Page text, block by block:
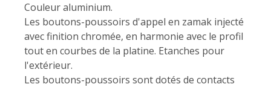
Couleur aluminium.
Les boutons-poussoirs d'appel en zamak injecté
avec finition chromée, en harmonie avec le profil
tout en courbes de la platine. Etanches pour
l'extérieur.
Les boutons-poussoirs sont dotés de contacts